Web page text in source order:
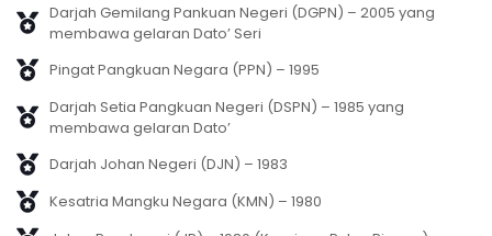
Darjah Gemilang Pankuan Negeri (DGPN) – 2005 yang
membawa gelaran Dato’ Seri
Pingat Pangkuan Negara (PPN) – 1995
Darjah Setia Pangkuan Negeri (DSPN) – 1985 yang
membawa gelaran Dato’
Darjah Johan Negeri (DJN) – 1983
Kesatria Mangku Negara (KMN) – 1980